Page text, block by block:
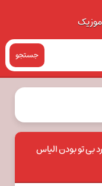
موزیک
جستجو
بی تو بودن الیاس